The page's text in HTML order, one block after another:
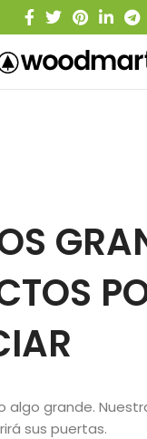
algo grande.
sus puertas.